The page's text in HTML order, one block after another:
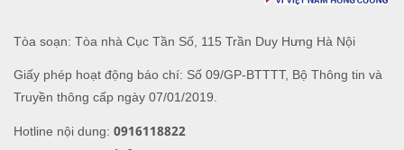
Tòa soạn: Tòa nhà Cục Tần Số, 115 Trần Duy Hưng Hà Nội
Giấy phép hoạt động báo chí: Số 09/GP-BTTTT, Bộ Thông tin và
Truyền thông cấp ngày 07/01/2019.
Hotline nội dung: 0916118822